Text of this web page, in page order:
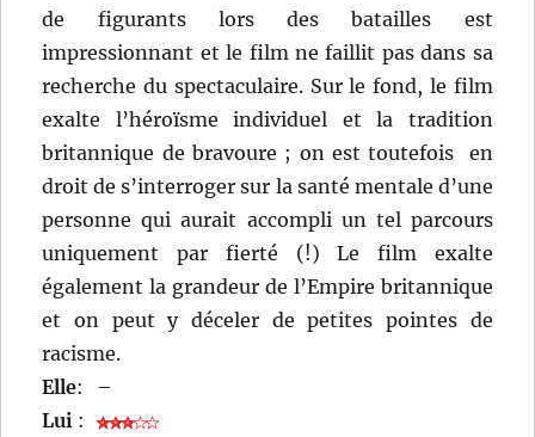
de figurants lors des batailles est
impressionnant et le film ne faillit pas dans sa
recherche du spectaculaire. Sur le fond, le film
exalte l’héroïsme individuel et la tradition
britannique de bravoure ; on est toutefois en
droit de s’interroger sur la santé mentale d’une
personne qui aurait accompli un tel parcours
uniquement par fierté (!) Le film exalte
également la grandeur de l’Empire britannique
et on peut y déceler de petites pointes de
racisme.
Elle:
–
Lui :